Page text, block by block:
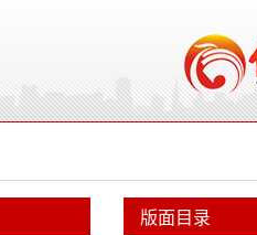
版面目录